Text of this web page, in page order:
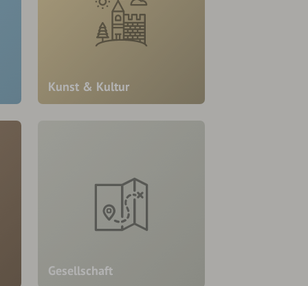
Kunst & Kultur
Gesellschaft